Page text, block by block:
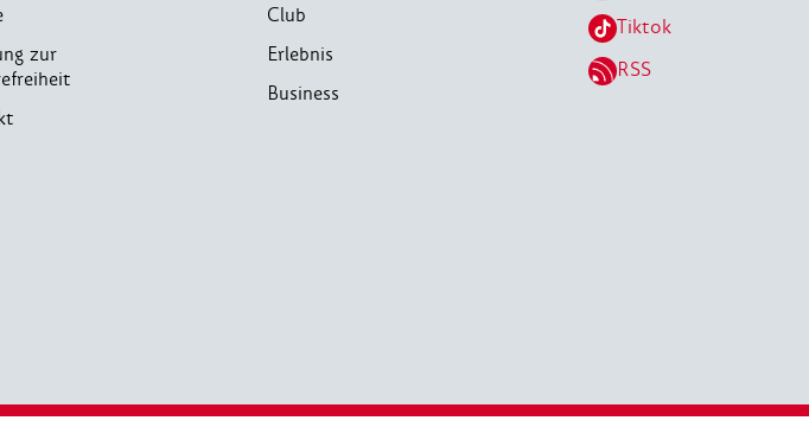
zur
Club
Erlebnis
Business
Tiktok
RSS